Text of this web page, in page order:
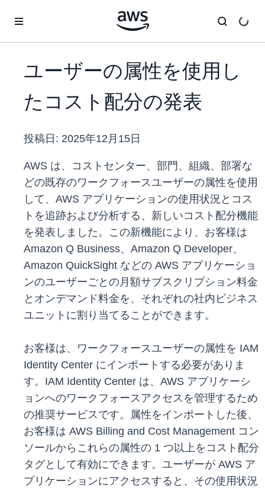
ユーザーの属性を使用し
たコスト配分の発表
投稿日: 2025年12月15日
AWS は、コストセンター、部門、組織、部署な
どの既存のワークフォースユーザーの属性を使用
して、AWS アプリケーションの使用状況とコス
トを追跡および分析する、新しいコスト配分機能
を発表しました。この新機能により、お客様は
Amazon Q Business、Amazon Q Developer、
Amazon QuickSight などの AWS アプリケーショ
ンのユーザーごとの月額サブスクリプション料金
とオンデマンド料金を、それぞれの社内ビジネス
ユニットに割り当てることができます。
お客様は、ワークフォースユーザーの属性を IAM
Identity Center にインポートする必要がありま
す。IAM Identity Center は、AWS アプリケーシ
ョンへのワークフォースアクセスを管理するため
の推奨サービスです。属性をインポートした後、
お客様は AWS Billing and Cost Management コン
ソールからこれらの属性の 1 つ以上をコスト配分
タグとして有効にできます。ユーザーが AWS ア
プリケーションにアクセスすると、その使用状況